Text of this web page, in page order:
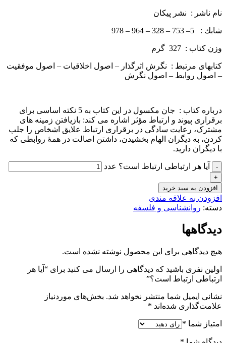
نام ناشر : نشر پيكان
شابك : 5– 753 – 328 – 964 – 978
وزن كتاب : 327 گرم
کتاب­های مرتبط : نگرش اثرگذار – اصول اخلاقیات – اصول موفقیت
– اصول روابط – اصول نگرش
درباره كتاب : جان مکسول در این کتاب به 5 نکته اساسی برای
برقراری پیوند و ارتباط مؤثر اشاره می­ کند: بازیافتن زمینه­ های
مشترک، رعایت سادگی در برقراری ارتباط علایق اشخاص را جلب
کردن، به دیگران الهام بخشیدن، داشتن اصالت در همۀ روابطی که
با دیگران دارید.
آیا هر ارتباطی ارتباط است؟ عدد
افزودن به سبد خرید
افزودن به علاقه مندی
دسته: روانشناسی و فلسفه
دیدگاهها
هیچ دیدگاهی برای این محصول نوشته نشده است.
اولین نفری باشید که دیدگاهی را ارسال می کنید برای “آیا هر
ارتباطی ارتباط است؟”
نشانی ایمیل شما منتشر نخواهد شد. بخش‌های موردنیاز
علامت‌گذاری شده‌اند *
امتیاز شما *